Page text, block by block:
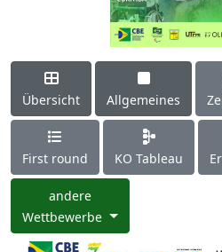
Übersicht Allgemeines
First round KO Tableau
andere
Wettbewerbe